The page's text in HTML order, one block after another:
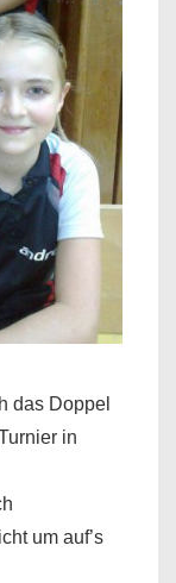
das Doppel
in
um auf’s